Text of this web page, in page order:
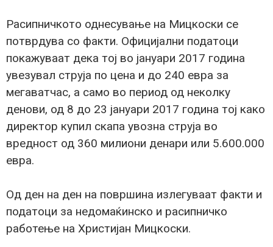
Расипничкото однесување на Мицкоски се
потврдува со факти. Официјални податоци
покажуваат дека тој во јануари 2017 година
увезувал струја по цена и до 240 евра за
мегаватчас, а само во период од неколку
денови, од 8 до 23 јануари 2017 година тој како
директор купил скапа увозна струја во
вредност од 360 милиони денари или 5.600.000
евра.
Од ден на ден на површина излегуваат факти и
податоци за недомаќинско и расипничко
работење на Христијан Мицкоски.